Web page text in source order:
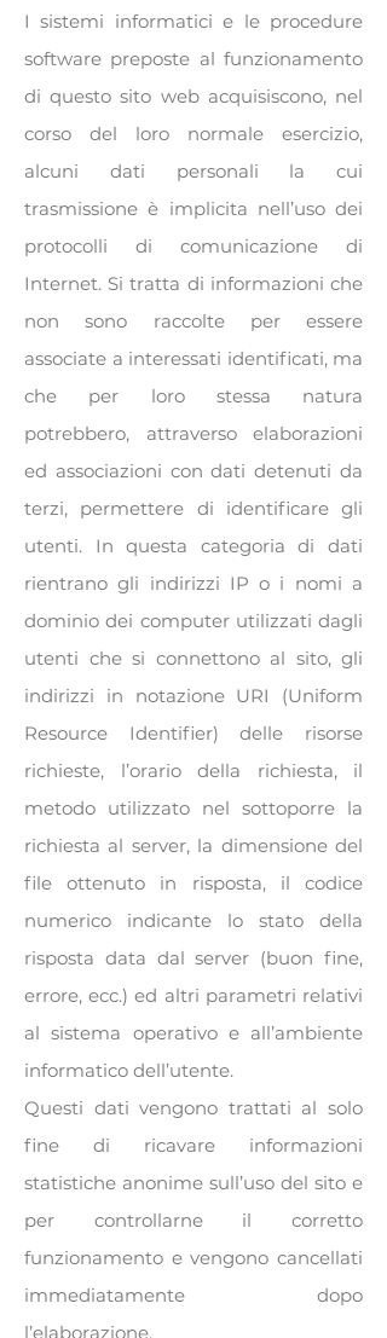
I sistemi informatici e le procedure
software preposte al funzionamento
di questo sito web acquisiscono, nel
corso del loro normale esercizio,
alcuni dati personali la cui
trasmissione è implicita nell’uso dei
protocolli di comunicazione di
Internet. Si tratta di informazioni che
non sono raccolte per essere
associate a interessati identificati, ma
che per loro stessa natura
potrebbero, attraverso elaborazioni
ed associazioni con dati detenuti da
terzi, permettere di identificare gli
utenti. In questa categoria di dati
rientrano gli indirizzi IP o i nomi a
dominio dei computer utilizzati dagli
utenti che si connettono al sito, gli
indirizzi in notazione URI (Uniform
Resource Identifier) delle risorse
richieste, l’orario della richiesta, il
metodo utilizzato nel sottoporre la
richiesta al server, la dimensione del
file ottenuto in risposta, il codice
numerico indicante lo stato della
risposta data dal server (buon fine,
errore, ecc.) ed altri parametri relativi
al sistema operativo e all’ambiente
informatico dell’utente.
Questi dati vengono trattati al solo
fine di ricavare informazioni
statistiche anonime sull’uso del sito e
per controllarne il corretto
funzionamento e vengono cancellati
immediatamente dopo
l’elaborazione.